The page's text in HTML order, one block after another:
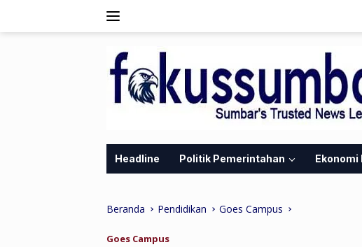
Headline Politik Pemerintahan Ekonomi
Beranda Pendidikan Goes Campus
Goes Campus